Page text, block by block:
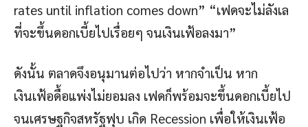
rates until inflation comes down” “เฟดจะไม่ลังเล
ที่จะขึ้นดอกเบี้ยไปเรื่อยๆ จนเงินเฟ้อลงมา”
ดังนั้น ตลาดจึงอนุมานต่อไปว่า หากจำเป็น หาก
เงินเฟ้อดื้อแพ่งไม่ยอมลง เฟดก็พร้อมจะขึ้นดอกเบี้ยไป
จนเศรษฐกิจสหรัฐฟุบ เกิด Recession เพื่อให้เงินเฟ้อ